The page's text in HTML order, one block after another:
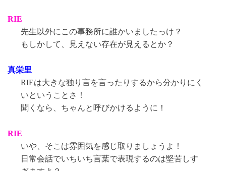
RIE
先生以外にこの事務所に誰かいましたっけ？
もしかして、見えない存在が見えるとか？
真栄里
RIEは大きな独り言を言ったりするから分かりにく
いということさ！
聞くなら、ちゃんと呼びかけるように！
RIE
いや、そこは雰囲気を感じ取りましょうよ！
日常会話でいちいち言葉で表現するのは堅苦しす